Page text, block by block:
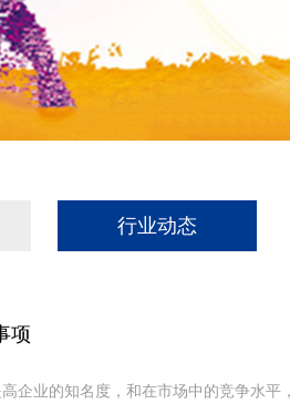
行业动态
项
企业的知名度，和在市场中的竞争水